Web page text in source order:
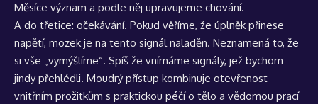
Měsíce význam a podle něj upravujeme chování.
A do třetice: očekávání. Pokud věříme, že úplněk přinese
napětí, mozek je na tento signál naladěn. Neznamená to, že
si vše „vymýšlíme“. Spíš že vnímáme signály, jež bychom
jindy přehlédli. Moudrý přístup kombinuje otevřenost
vnitřním prožitkům s praktickou péčí o tělo a vědomou prací